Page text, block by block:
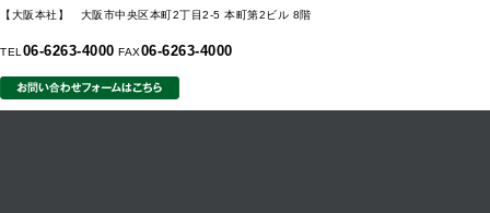
【大阪本社】 大阪市中央区本町2丁目2-5 本町第2ビル 8階
TEL06-6263-4000 FAX06-6263-4000